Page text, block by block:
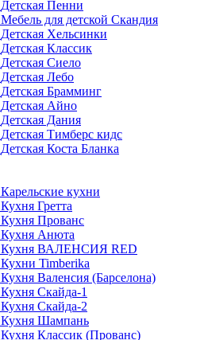
Детская Пенни
Мебель для детской Скандия
Детская Хельсинки
Детская Классик
Детская Сиело
Детская Лебо
Детская Брамминг
Детская Айно
Детская Дания
Детская Тимберс кидс
Детская Коста Бланка
Карельские кухни
Кухня Гретта
Кухня Прованс
Кухня Анюта
Кухня ВАЛЕНСИЯ RED
Кухни Timberika
Кухня Валенсия (Барселона)
Кухня Скайда-1
Кухня Скайда-2
Кухня Шампань
Кухня Классик (Прованс)